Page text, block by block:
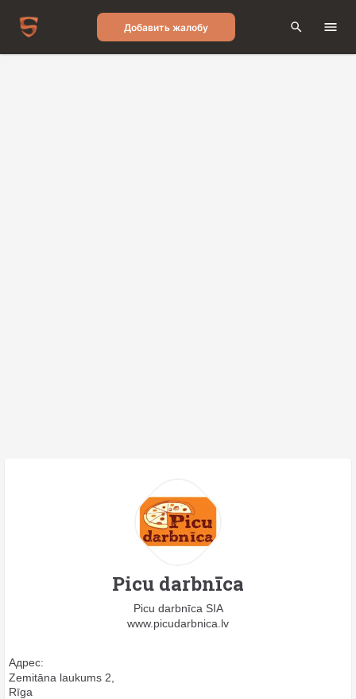
Добавить жалобу
Picu darbnīca
Picu darbnīca SIA
www.picudarbnica.lv
Адрес:
Zemitāna laukums 2,
Rīga